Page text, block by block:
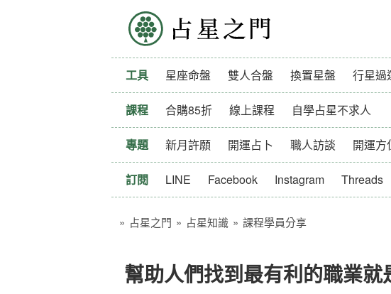
占星之門
工具 星座命盤 雙人合盤 換置星盤 行星過
課程 合購85折 線上課程 自學占星不求人
專題 新月許願 開運占卜 職人訪談 開運方
訂閱 LINE Facebook Instagram Threads
» 占星之門 » 占星知識 » 課程學員分享
幫助人們找到最有利的職業就